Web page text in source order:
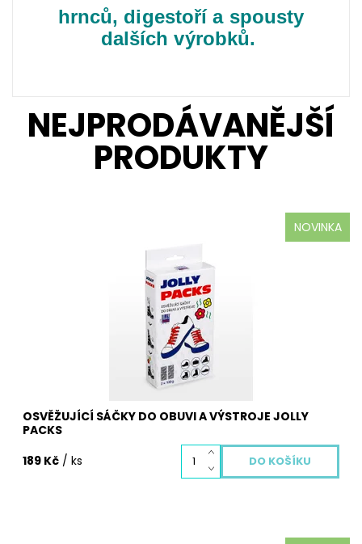
hrnců, digestoří a spousty
dalších výrobků.
NEJPRODÁVANĚJŠÍ
PRODUKTY
NOVINKA
JOLLY PACKS, OSVĚŽUJÍCÍ SÁČKY DO OBUVI A
VÝSTROJE. Pohlcují pachy. Odstraňují bakterie a vlhkost.
Příjemně provoní. Prodlužují životnost obuvi. Opakované
Skladem
OSVĚŽUJÍCÍ SÁČKY DO OBUVI A VÝSTROJE JOLLY
PACKS
189 Kč / ks